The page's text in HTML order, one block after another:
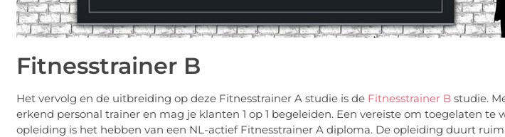
Fitnesstrainer B
Het vervolg en de uitbreiding op deze Fitnesstrainer A studie is de Fitnesstrainer B studie.
erkend personal trainer en mag je klanten 1 op 1 begeleiden. Een vereiste om toegelaten te
opleiding is het hebben van een NL-actief Fitnesstrainer A diploma. De opleiding duurt